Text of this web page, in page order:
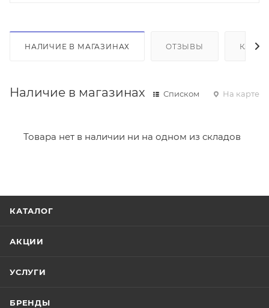
НАЛИЧИЕ В МАГАЗИНАХ ОТЗЫВЫ КАК
Наличие в магазинах Списком На карте
Товара нет в наличии ни на одном из складов
КАТАЛОГ
АКЦИИ
УСЛУГИ
БРЕНДЫ